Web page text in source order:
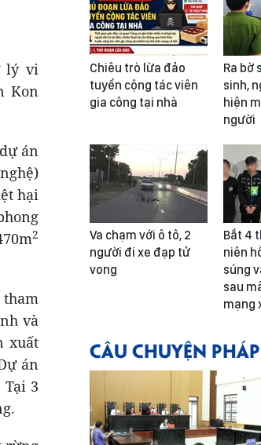
lý vi
Kon
án
hại
2
tham
và
xuất
án
3
Chiêu trò lừa đảo
tuyển cộng tác viên
gia công tại nhà
Ra bờ
sinh,
hiện
người
Va chạm với ô tô, 2
người đi xe đạp tử
vong
Bắt 4
niên
súng
sau
mạng
CÂU CHUYỆN